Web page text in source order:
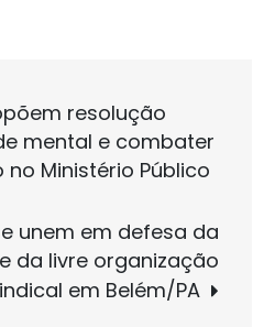
resolução
mental e combater
Ministério Público
unem em defesa da
da livre organização
em Belém/PA